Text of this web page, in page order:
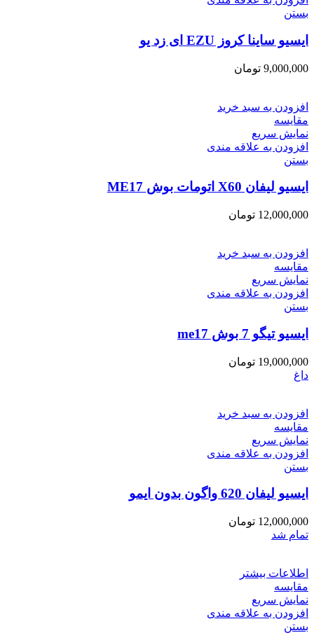
بستن
ایسیو ساینا کروز EZU ای زد یو
9,000,000 تومان
افزودن به سبد خرید
مقایسه
نمایش سریع
افزودن به علاقه مندی
بستن
ایسیو لیفان X60 اتومات بوش ME17
12,000,000 تومان
افزودن به سبد خرید
مقایسه
نمایش سریع
افزودن به علاقه مندی
بستن
ایسیو تیگو 7 بوش me17
19,000,000 تومان
داغ
افزودن به سبد خرید
مقایسه
نمایش سریع
افزودن به علاقه مندی
بستن
ایسیو لیفان 620 واگون بدون ایمو
12,000,000 تومان
تمام شد
اطلاعات بیشتر
مقایسه
نمایش سریع
افزودن به علاقه مندی
بستن